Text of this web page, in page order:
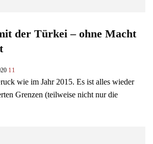
der Türkei – ohne Macht
11
wie im Jahr 2015. Es ist alles wieder
Grenzen (teilweise nicht nur die